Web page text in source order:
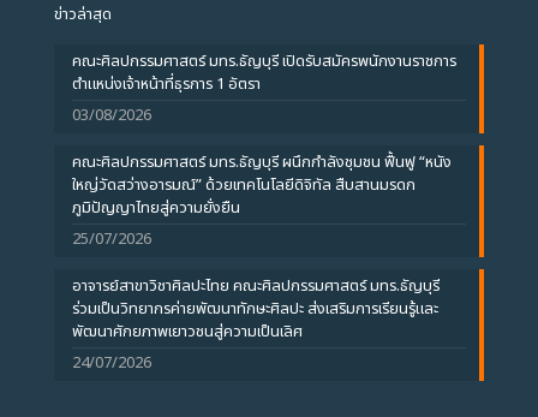
ข่าวล่าสุด
คณะศิลปกรรมศาสตร์ มทร.ธัญบุรี เปิดรับสมัครพนักงานราชการ
ตำแหน่งเจ้าหน้าที่ธุรการ 1 อัตรา
03/08/2026
คณะศิลปกรรมศาสตร์ มทร.ธัญบุรี ผนึกกำลังชุมชน ฟื้นฟู “หนัง
ใหญ่วัดสว่างอารมณ์” ด้วยเทคโนโลยีดิจิทัล สืบสานมรดก
ภูมิปัญญาไทยสู่ความยั่งยืน
25/07/2026
อาจารย์สาขาวิชาศิลปะไทย คณะศิลปกรรมศาสตร์ มทร.ธัญบุรี
ร่วมเป็นวิทยากรค่ายพัฒนาทักษะศิลปะ ส่งเสริมการเรียนรู้และ
พัฒนาศักยภาพเยาวชนสู่ความเป็นเลิศ
24/07/2026